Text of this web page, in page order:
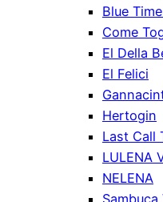
Blue
Come
El Della
El Felici
Hertogin
Last Call
LULENA
NELENA